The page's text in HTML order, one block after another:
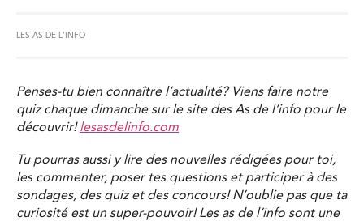
LES AS DE L'INFO
Penses-tu bien connaître l’actualité? Viens faire notre
quiz chaque dimanche sur le site des As de l’info pour le
découvrir!lesasdelinfo.com
Tu pourras aussi y lire des nouvelles rédigées pour toi,
les commenter, poser tes questions et participer à des
sondages, des quiz et des concours! N’oublie pas que ta
curiosité est un super-pouvoir! Les as de l’info sont une